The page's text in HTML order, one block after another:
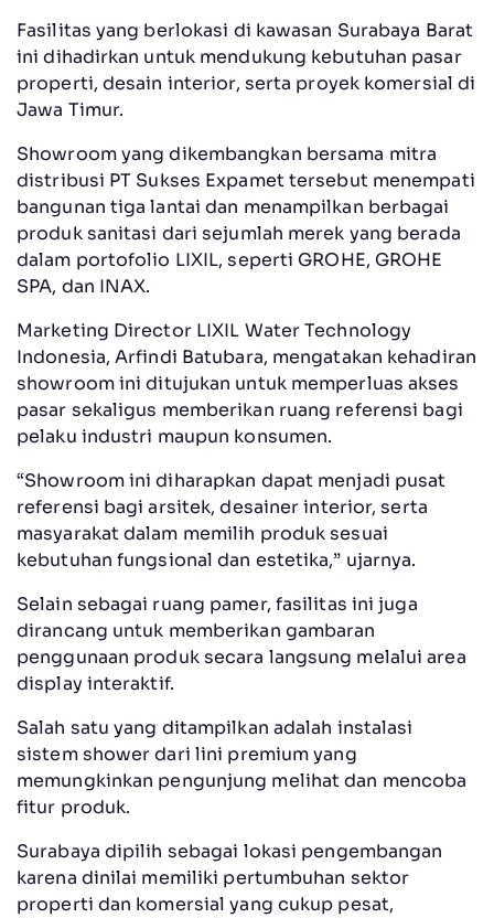
Fasilitas yang berlokasi di kawasan Surabaya Barat
ini dihadirkan untuk mendukung kebutuhan pasar
properti, desain interior, serta proyek komersial di
Jawa Timur.
Showroom yang dikembangkan bersama mitra
distribusi PT Sukses Expamet tersebut menempati
bangunan tiga lantai dan menampilkan berbagai
produk sanitasi dari sejumlah merek yang berada
dalam portofolio LIXIL, seperti GROHE, GROHE
SPA, dan INAX.
Marketing Director LIXIL Water Technology
Indonesia, Arfindi Batubara, mengatakan kehadiran
showroom ini ditujukan untuk memperluas akses
pasar sekaligus memberikan ruang referensi bagi
pelaku industri maupun konsumen.
“Showroom ini diharapkan dapat menjadi pusat
referensi bagi arsitek, desainer interior, serta
masyarakat dalam memilih produk sesuai
kebutuhan fungsional dan estetika,” ujarnya.
Selain sebagai ruang pamer, fasilitas ini juga
dirancang untuk memberikan gambaran
penggunaan produk secara langsung melalui area
display interaktif.
Salah satu yang ditampilkan adalah instalasi
sistem shower dari lini premium yang
memungkinkan pengunjung melihat dan mencoba
fitur produk.
Surabaya dipilih sebagai lokasi pengembangan
karena dinilai memiliki pertumbuhan sektor
properti dan komersial yang cukup pesat,